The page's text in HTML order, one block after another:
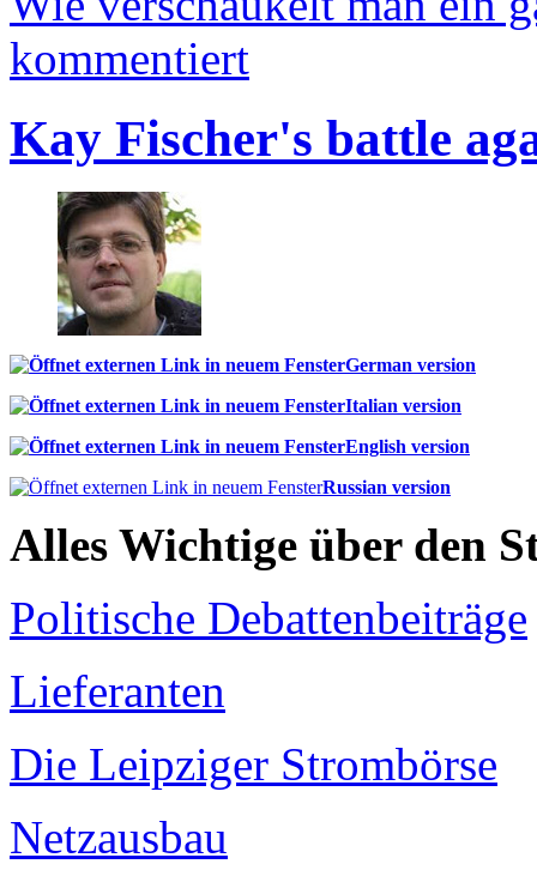
kommentiert
Kay Fischer's battle
German version
Italian version
English version
Russian version
Alles Wichtige über den
Politische Debattenbeiträge
Lieferanten
Die Leipziger Strombörse
Netzausbau